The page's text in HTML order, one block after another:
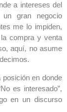
a intereses del
gran negocio
me lo impiden,
compra y venta
aquí, no asume
en donde
es interesado”,
en un discurso